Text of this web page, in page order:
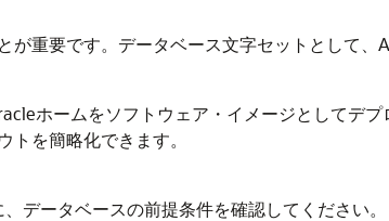
重要です。データベース文字セットとして、
ホームをソフトウェア・イメージとしてデ
を簡略化できます。
データベースの前提条件を確認してください。